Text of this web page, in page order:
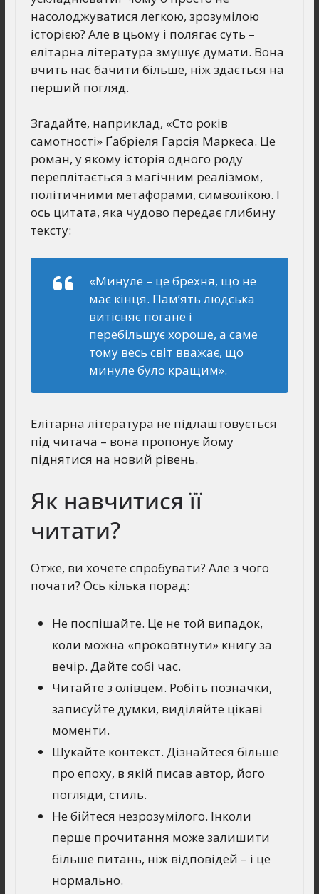
насолоджуватися легкою, зрозумілою
історією? Але в цьому і полягає суть –
елітарна література змушує думати. Вона
вчить нас бачити більше, ніж здається на
перший погляд.
Згадайте, наприклад, «Сто років
самотності» Ґабріеля Гарсія Маркеса. Це
роман, у якому історія одного роду
переплітається з магічним реалізмом,
політичними метафорами, символікою. І
ось цитата, яка чудово передає глибину
тексту:
«Минуле – це брехня, що не
має кінця. Пам’ять людська
витісняє погане і
перебільшує хороше, а саме
тому весь світ вважає, що
минуле було кращим».
Елітарна література не підлаштовується
під читача – вона пропонує йому
піднятися на новий рівень.
Як навчитися її
читати?
Отже, ви хочете спробувати? Але з чого
почати? Ось кілька порад:
Не поспішайте. Це не той випадок,
коли можна «проковтнути» книгу за
вечір. Дайте собі час.
Читайте з олівцем. Робіть позначки,
записуйте думки, виділяйте цікаві
моменти.
Шукайте контекст. Дізнайтеся більше
про епоху, в якій писав автор, його
погляди, стиль.
Не бійтеся незрозумілого. Інколи
перше прочитання може залишити
більше питань, ніж відповідей – і це
нормально.